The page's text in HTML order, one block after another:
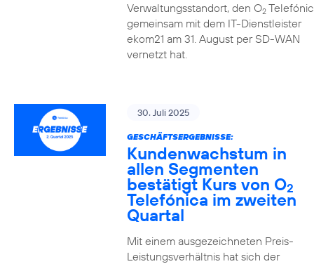
Verwaltungsstandort, den O2
gemeinsam mit dem IT-Dienstleister
ekom21 am 31. August per SD-WAN
vernetzt hat.
30. Juli 2025
GESCHÄFTSERGEBNISSE:
Kundenwachstum in
allen Segmenten
bestätigt Kurs von O2
Telefónica im zweiten
Quartal
Mit einem ausgezeichneten Preis-
Leistungsverhältnis hat sich der